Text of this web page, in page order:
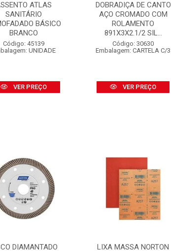
ATLAS
SANITÁRIO
BÁSICO
BRANCO
Código: 45139
UNIDADE
VER PREÇO
DOBRADIÇA DE CANTO
AÇO CROMADO COM
ROLAMENTO
891X3X2.1/2 SIL...
Código: 30630
Embalagem: CARTELA C/3
VER PREÇO
DIAMANTADO LIXA MASSA NORTON